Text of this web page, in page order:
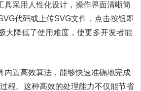
具采用人性化设计，操作界面清晰简
代码或上传SVG文件，点击按钮即
大降低了使用难度，使更多开发者能
内置高效算法，能够快速准确地完成
程。这种高效的处理能力不仅能节省